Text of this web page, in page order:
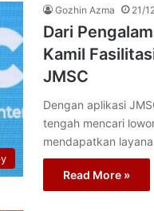
Gozhin Azma 21/
Dari
Kamil
JMSC
Dengan aplikasi
tengah mencari
mendapatkan
Read More »